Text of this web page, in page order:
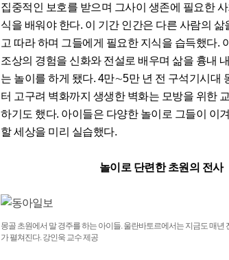
집중적인 보호를 받으며 그사이 생존에 필요한 사
식을 배워야 한다. 이 기간 인간은 다른 사람의 삶
고 따라 하며 그들에게 필요한 지식을 습득했다.
조상의 경험을 신화와 전설로 배우며 삶을 흉내
는 놀이를 하게 됐다. 4만∼5만 년 전 구석기시대
터 고구려 벽화까지 생생한 벽화는 모방을 위한
하기도 했다. 아이들은 다양한 놀이로 그들이 이
할 세상을 미리 실습했다.
놀이로 단련한 초원의 전사
몽골 초원에서 말 경주를 하는 아이들. 울란바토르에서는 지금도 매년
가 펼쳐진다. 강인욱 교수 제공